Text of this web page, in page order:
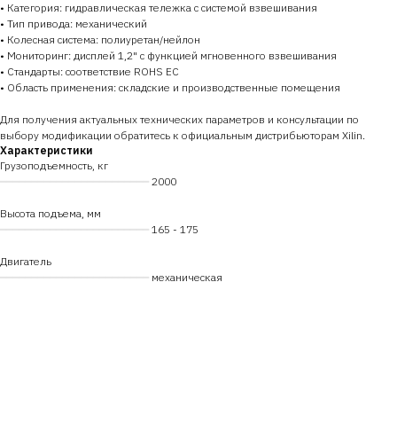
• Категория: гидравлическая тележка с системой взвешивания
• Тип привода: механический
• Колесная система: полиуретан/нейлон
• Мониторинг: дисплей 1,2" с функцией мгновенного взвешивания
• Стандарты: соответствие ROHS ЕС
• Область применения: складские и производственные помещения
Для получения актуальных технических параметров и консультации по
выбору модификации обратитесь к официальным дистрибьюторам Xilin.
Характеристики
Грузоподъемность, кг
━━━━━━━━━━━━━━━━━━━━━━━━ 2000
Высота подъема, мм
━━━━━━━━━━━━━━━━━━━━━━━━ 165 - 175
Двигатель
━━━━━━━━━━━━━━━━━━━━━━━━ механическая